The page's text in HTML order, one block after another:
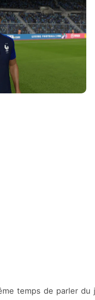
temps de parler du